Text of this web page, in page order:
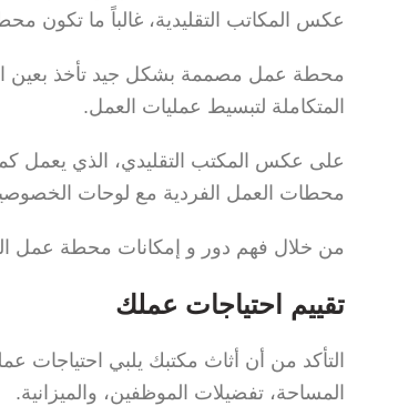
عكس المكاتب التقليدية، غالباً ما
محطة عمل مصممة بشكل جيد تأخذ بعين
المتكاملة لتبسيط عمليات العمل.
على عكس المكتب التقليدي، الذي يعمل
محطات العمل الفردية مع لوحات الخصوصية
من خلال فهم دور و إمكانات محطة عمل
تقييم احتياجات عملك
التأكد من أن أثاث مكتبك يلبي
المساحة، تفضيلات الموظفين، والميزانية.